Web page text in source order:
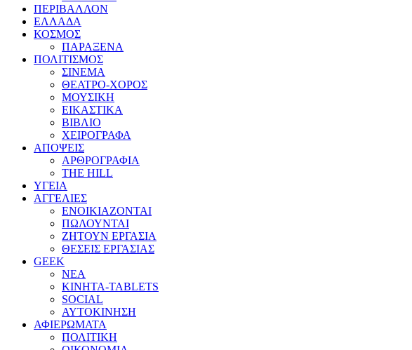
ΠΕΡΙΒΑΛΛΟΝ
ΕΛΛΑΔΑ
ΚΟΣΜΟΣ
ΠΑΡΑΞΕΝΑ
ΠΟΛΙΤΙΣΜΟΣ
ΣΙΝΕΜΑ
ΘΕΑΤΡΟ-ΧΟΡΟΣ
ΜΟΥΣΙΚΗ
ΕΙΚΑΣΤΙΚΑ
ΒΙΒΛΙΟ
ΧΕΙΡΟΓΡΑΦΑ
ΑΠΟΨΕΙΣ
ΑΡΘΡΟΓΡΑΦΙΑ
THE HILL
ΥΓΕΙΑ
ΑΓΓΕΛΙΕΣ
ΕΝΟΙΚΙΑΖΟΝΤΑΙ
ΠΩΛΟΥΝΤΑΙ
ΖΗΤΟΥΝ ΕΡΓΑΣΙΑ
ΘΕΣΕΙΣ ΕΡΓΑΣΙΑΣ
GEEK
ΝΕΑ
ΚΙΝΗΤΑ-TABLETS
SOCIAL
ΑΥΤΟΚΙΝΗΣΗ
ΑΦΙΕΡΩΜΑΤΑ
ΠΟΛΙΤΙΚΗ